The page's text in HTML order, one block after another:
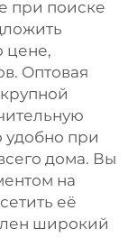
при поиске
цене,
Оптовая
удобно при
дома. Вы
на
её
широкий